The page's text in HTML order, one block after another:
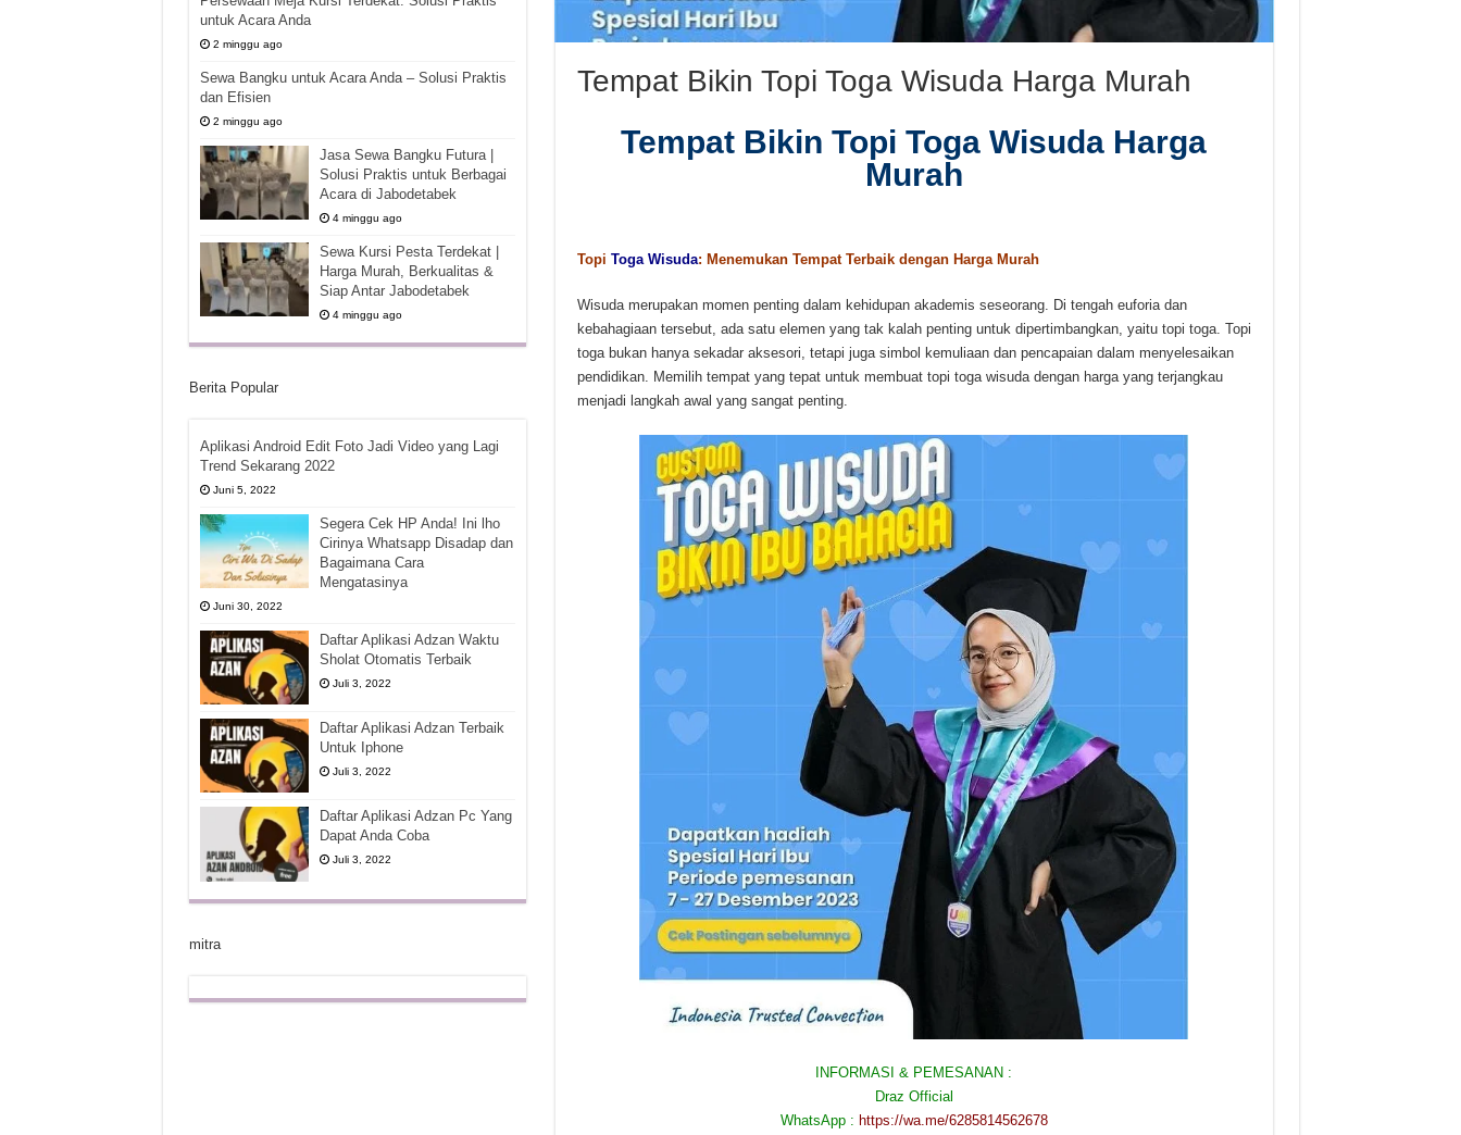
Tempat Bikin Topi Toga Wisuda Harga Murah
Tempat Bikin Topi Toga Wisuda Harga
Murah
Topi Toga Wisuda: Menemukan Tempat Terbaik dengan Harga Murah
Wisuda merupakan momen penting dalam kehidupan akademis seseorang. Di tengah euforia dan
kebahagiaan tersebut, ada satu elemen yang tak kalah penting untuk dipertimbangkan, yaitu topi toga. Topi
toga bukan hanya sekadar aksesori, tetapi juga simbol kemuliaan dan pencapaian dalam menyelesaikan
pendidikan. Memilih tempat yang tepat untuk membuat topi toga wisuda dengan harga yang terjangkau
menjadi langkah awal yang sangat penting.
INFORMASI & PEMESANAN :
Draz Official
WhatsApp : https://wa.me/6285814562678
untuk Acara Anda
2 minggu ago
Sewa Bangku untuk Acara Anda – Solusi Praktis
dan Efisien
2 minggu ago
Jasa Sewa Bangku Futura |
Solusi Praktis untuk Berbagai
Acara di Jabodetabek
4 minggu ago
Sewa Kursi Pesta Terdekat |
Harga Murah, Berkualitas &
Siap Antar Jabodetabek
4 minggu ago
Berita Popular
Aplikasi Android Edit Foto Jadi Video yang Lagi
Trend Sekarang 2022
Juni 5, 2022
Segera Cek HP Anda! Ini lho
Cirinya Whatsapp Disadap dan
Bagaimana Cara
Mengatasinya
Juni 30, 2022
Daftar Aplikasi Adzan Waktu
Sholat Otomatis Terbaik
Juli 3, 2022
Daftar Aplikasi Adzan Terbaik
Untuk Iphone
Juli 3, 2022
Daftar Aplikasi Adzan Pc Yang
Dapat Anda Coba
Juli 3, 2022
mitra